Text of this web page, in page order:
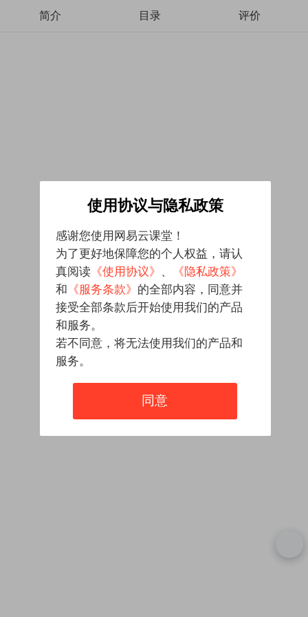
简介 目录 评价
使用协议与隐私政策
感谢您使用网易云课堂！
为了更好地保障您的个人权益，请认
真阅读 《使用协议》 、
《隐私政策》
和 《服务条款》 的全部内容，同意并
接受全部条款后开始使用我们的产品
和服务。
若不同意，将无法使用我们的产品和
服务。
同意